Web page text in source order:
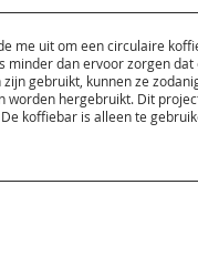
me uit om een circulaire
minder dan ervoor zorgen dat
gebruikt, kunnen ze
worden hergebruikt. Dit
koffiebar is alleen te